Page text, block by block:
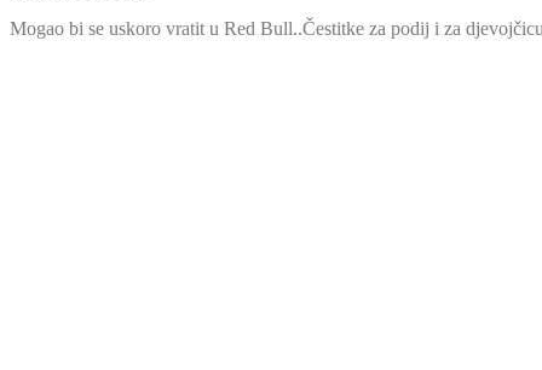
Mogao bi se uskoro vratit u Red Bull..Čestitke za podij i za